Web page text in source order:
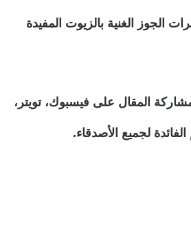
الجوز الغنية بالزيوت المفيدة
المقال على فيسبوك، تويتر،
لجميع الأصدقاء.